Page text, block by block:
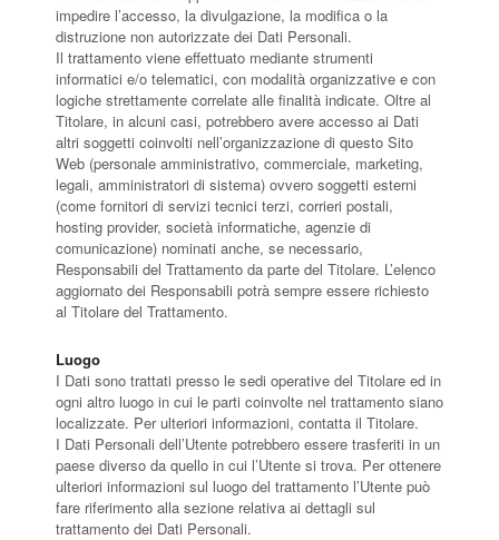
impedire l’accesso, la divulgazione, la modifica o la
distruzione non autorizzate dei Dati Personali.
Il trattamento viene effettuato mediante strumenti
informatici e/o telematici, con modalità organizzative e con
logiche strettamente correlate alle finalità indicate. Oltre al
Titolare, in alcuni casi, potrebbero avere accesso ai Dati
altri soggetti coinvolti nell’organizzazione di questo Sito
Web (personale amministrativo, commerciale, marketing,
legali, amministratori di sistema) ovvero soggetti esterni
(come fornitori di servizi tecnici terzi, corrieri postali,
hosting provider, società informatiche, agenzie di
comunicazione) nominati anche, se necessario,
Responsabili del Trattamento da parte del Titolare. L’elenco
aggiornato dei Responsabili potrà sempre essere richiesto
al Titolare del Trattamento.
Luogo
I Dati sono trattati presso le sedi operative del Titolare ed in
ogni altro luogo in cui le parti coinvolte nel trattamento siano
localizzate. Per ulteriori informazioni, contatta il Titolare.
I Dati Personali dell’Utente potrebbero essere trasferiti in un
paese diverso da quello in cui l’Utente si trova. Per ottenere
ulteriori informazioni sul luogo del trattamento l’Utente può
fare riferimento alla sezione relativa ai dettagli sul
trattamento dei Dati Personali.